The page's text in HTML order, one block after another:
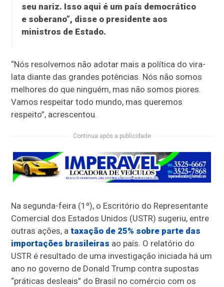
seu nariz. Isso aqui é um país democrático
e soberano”, disse o presidente aos
ministros de Estado.
“Nós resolvemos não adotar mais a política do vira-
lata diante das grandes potências. Nós não somos
melhores do que ninguém, mas não somos piores.
Vamos respeitar todo mundo, mas queremos
respeito”, acrescentou.
Continua após a publicidade
Na segunda-feira (1º), o Escritório do Representante
Comercial dos Estados Unidos (USTR) sugeriu, entre
outras ações, ataxação de 25% sobre parte das
importações brasileiras ao país. O relatório do
USTR é resultado de uma investigação iniciada há um
ano no governo de Donald Trump contra supostas
“práticas desleais” do Brasil no comércio com os